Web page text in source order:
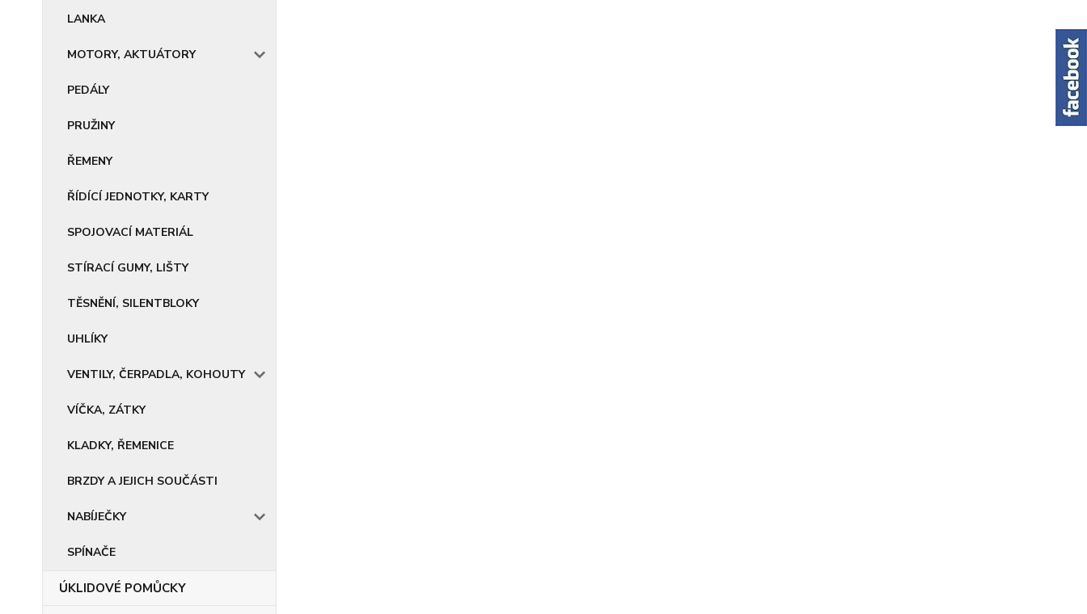
LANKA
MOTORY, AKTUÁTORY
PEDÁLY
PRUŽINY
ŘEMENY
ŘÍDÍCÍ JEDNOTKY, KARTY
SPOJOVACÍ MATERIÁL
STÍRACÍ GUMY, LIŠTY
TĚSNĚNÍ, SILENTBLOKY
UHLÍKY
VENTILY, ČERPADLA, KOHOUTY
VÍČKA, ZÁTKY
KLADKY, ŘEMENICE
BRZDY A JEJICH SOUČÁSTI
NABÍJEČKY
SPÍNAČE
ÚKLIDOVÉ POMŮCKY